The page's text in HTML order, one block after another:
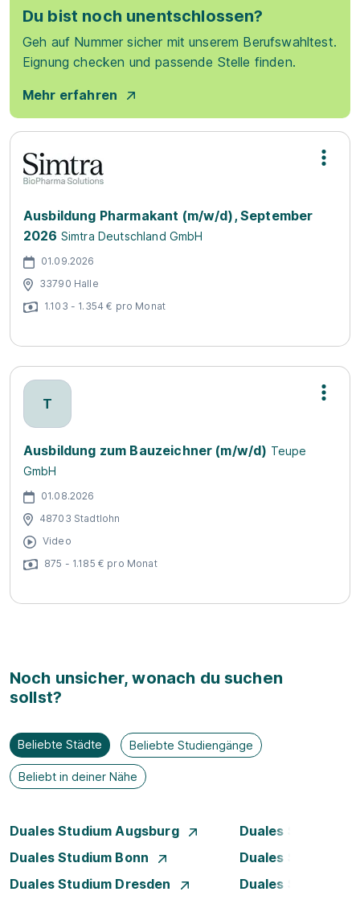
Du bist noch unentschlossen?
Geh auf Nummer sicher mit unserem Berufswahltest.
Eignung checken und passende Stelle finden.
Mehr erfahren
Ausbildung Pharmakant (m/w/d), September
2026 Simtra Deutschland GmbH
01.09.2026
33790 Halle
1.103 - 1.354 € pro Monat
T
Ausbildung zum Bauzeichner (m/w/d) Teupe
GmbH
01.08.2026
48703 Stadtlohn
Video
875 - 1.185 € pro Monat
Noch unsicher, wonach du suchen
sollst?
Beliebte Städte Beliebte Studiengänge
Beliebt in deiner Nähe
Duales Studium Augsburg
Duales Studium
Duales Studium Bonn
Duales Studium
Duales Studium Dresden
Duales Studium